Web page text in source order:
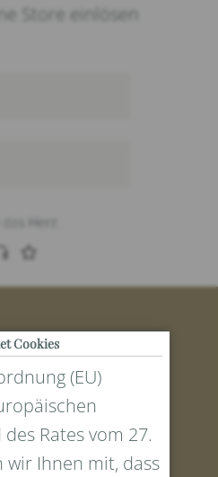
Store einlösen
Cookies
(EU)
Rates vom 27.
wir Ihnen mit, dass